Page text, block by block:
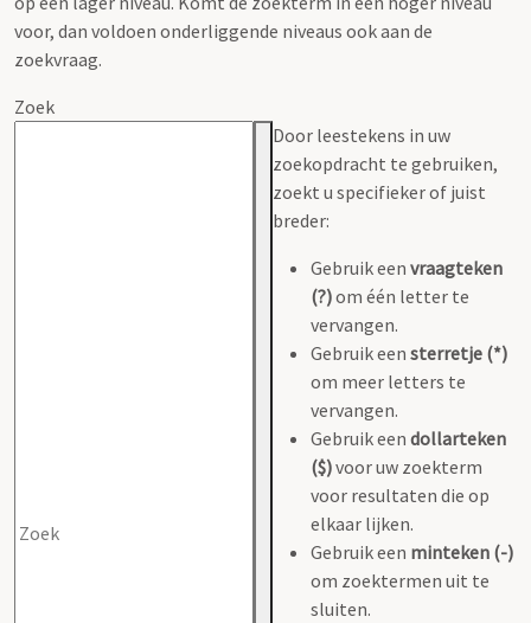
voor, dan voldoen onderliggende niveaus ook aan de
zoekvraag.
Zoek
Door leestekens in uw
zoekopdracht te gebruiken,
zoekt u specifieker of juist
breder:
Gebruik een vraagteken
(?)om één letter te
vervangen.
Gebruik een sterretje (*)
om meer letters te
vervangen.
Gebruik een dollarteken
($)voor uw zoekterm
voor resultaten die op
elkaar lijken.
Gebruik een minteken (-)
om zoektermen uit te
sluiten.